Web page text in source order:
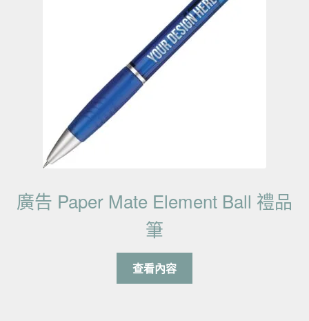
廣告 Paper Mate Element Ball 禮品
筆
查看內容